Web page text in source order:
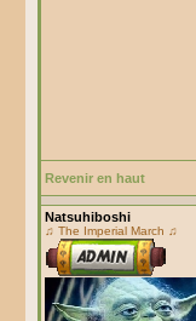
Revenir en haut
Natsuhiboshi
♫ The Imperial March ♫